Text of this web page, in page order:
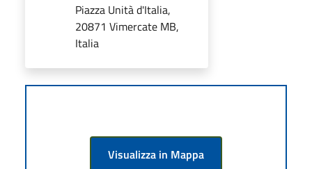
Piazza Unità d'Italia,
20871 Vimercate MB,
Italia
Visualizza in Mappa